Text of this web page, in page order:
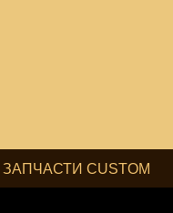
ЗАПЧАСТИ CUSTOM
C50 / VL800